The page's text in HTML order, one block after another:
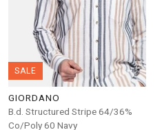
SALE
GIORDANO
B.d. Structured Stripe 64/36%
Co/Poly 60 Navy